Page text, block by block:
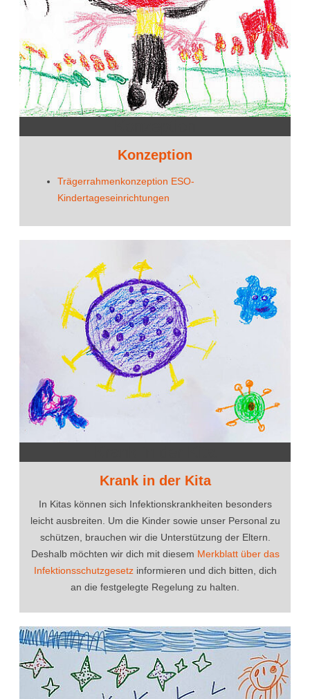
Konzeption
Trägerrahmenkonzeption ESO-
Kindertageseinrichtungen
Krank in der Kita
In Kitas können sich Infektionskrankheiten besonders
leicht ausbreiten. Um die Kinder sowie unser Personal zu
schützen, brauchen wir die Unterstützung der Eltern.
Deshalb möchten wir dich mit diesem Merkblatt über das
Infektionsschutzgesetzinformieren und dich bitten, dich
an die festgelegte Regelung zu halten.